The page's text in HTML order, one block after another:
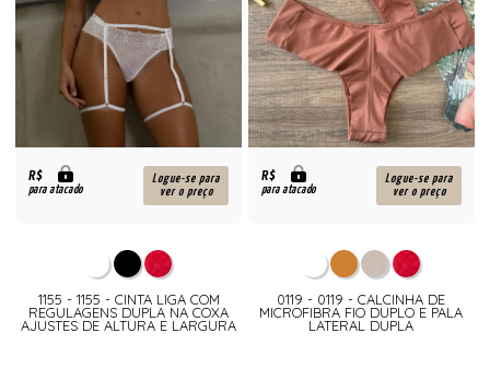
R$
para atacado
Logue-se para
ver o preço
1155 - 1155 - CINTA LIGA COM
REGULAGENS DUPLA NA COXA
AJUSTES DE ALTURA E LARGURA
R$
para atacado
Logue-se para
ver o preço
0119 - 0119 - CALCINHA DE
MICROFIBRA FIO DUPLO E PALA
LATERAL DUPLA